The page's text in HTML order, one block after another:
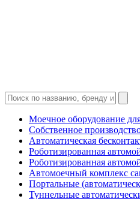
Моечное оборудование
Собственное
Автоматическая
Роботизированная
Роботизированная
Автомоечный комплекс
Портальные
Туннельные